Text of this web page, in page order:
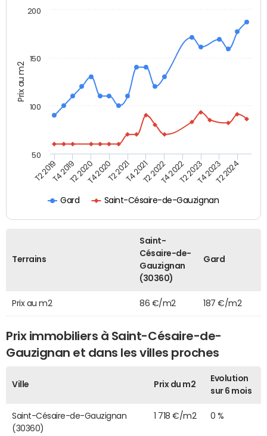
Prix au m2
Gard Saint-Césaire-de-Gauzignan
T2 2019T4 2019T2 2020T4 2020T2 2021T4 2021T2 2022T4 2022T2 2023T4 2023T2 2024
50
100
150
200
Terrains
Saint-
Césaire-de-
Gauzignan
(30360)
Gard
Prix au m2 86 €/m2 187 €/m2
Prix immobiliers à Saint-Césaire-de-
Gauzignan et dans les villes proches
Ville Prix du m2
Evolution
sur 6 mois
Saint-Césaire-de-Gauzignan
(30360)
1 718 €/m2 0 %